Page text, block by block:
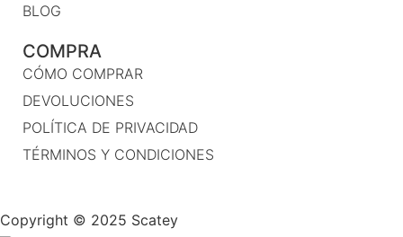
BLOG
COMPRA
CÓMO COMPRAR
DEVOLUCIONES
POLÍTICA DE PRIVACIDAD
TÉRMINOS Y CONDICIONES
Copyright © 2025 Scatey